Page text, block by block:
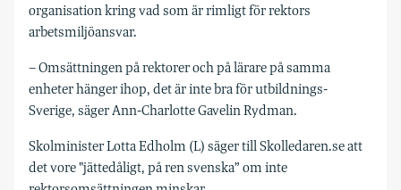
organisation kring vad som är rimligt för rektors
arbetsmiljöansvar.
– Omsättningen på rektorer och på lärare på samma
enheter hänger ihop, det är inte bra för utbildnings-
Sverige, säger Ann-Charlotte Gavelin Rydman.
Skolminister Lotta Edholm (L) säger till Skolledaren.se att
det vore "jättedåligt, på ren svenska” om inte